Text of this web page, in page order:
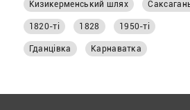
Кизикерменський шлях
1820-ті 1828 1950-ті
Гданцівка Карнаватка